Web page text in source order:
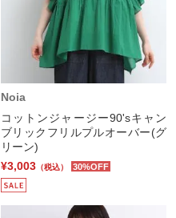
Noia
コットンジャージー90'sキャン
ブリックフリルプルオーバー(グ
リーン)
¥3,003 （税込） 30%OFF